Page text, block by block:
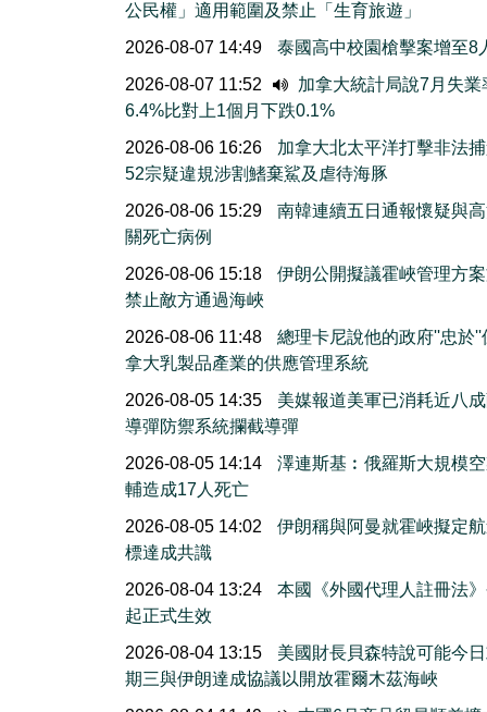
公民權」適用範圍及禁止「生育旅遊」
2026-08-07 14:49
泰國高中校園槍擊案增至8
2026-08-07 11:52
加拿大統計局說7月失業
6.4%比對上1個月下跌0.1%
2026-08-06 16:26
加拿大北太平洋打擊非法
52宗疑違規涉割鰭棄鯊及虐待海豚
2026-08-06 15:29
南韓連續五日通報懷疑與
關死亡病例
2026-08-06 15:18
伊朗公開擬議霍峽管理方
禁止敵方通過海峽
2026-08-06 11:48
總理卡尼說他的政府''忠於''
拿大乳製品產業的供應管理系統
2026-08-05 14:35
美媒報道美軍已消耗近八
導彈防禦系統攔截導彈
2026-08-05 14:14
澤連斯基︰俄羅斯大規模
輔造成17人死亡
2026-08-05 14:02
伊朗稱與阿曼就霍峽擬定
標達成共識
2026-08-04 13:24
本國《外國代理人註冊法
起正式生效
2026-08-04 13:15
美國財長貝森特說可能今
期三與伊朗達成協議以開放霍爾木茲海峽